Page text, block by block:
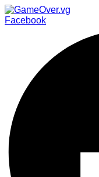
Facebook